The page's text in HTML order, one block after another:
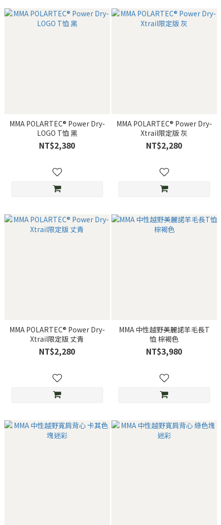
MMA POLARTEC® Power Dry-
LOGO T恤 黑
NT$2,380
MMA POLARTEC® Power Dry-
Xtrail限定版 灰
NT$2,280
MMA POLARTEC® Power Dry-
Xtrail限定版 丈青
NT$2,280
MMA 中性越野美麗諾羊毛長T
恤 棕褐色
NT$3,980